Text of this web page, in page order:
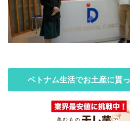
ベトナム生活でお土産に貰